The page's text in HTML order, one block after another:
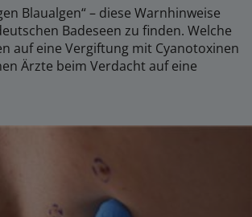
Blaualgen“ – diese Warnhinweise
Badeseen zu finden. Welche
auf eine Vergiftung mit Cyanotoxinen
Ärzte beim Verdacht auf eine